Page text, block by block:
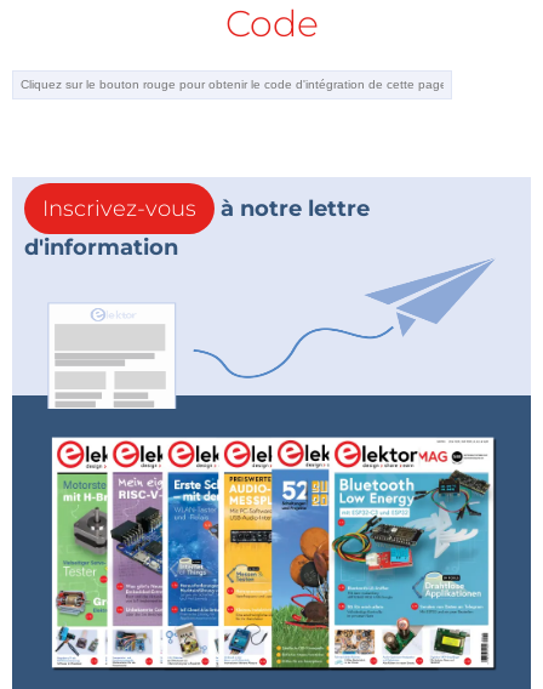
Code
Inscrivez-vous
à notre lettre
d'information